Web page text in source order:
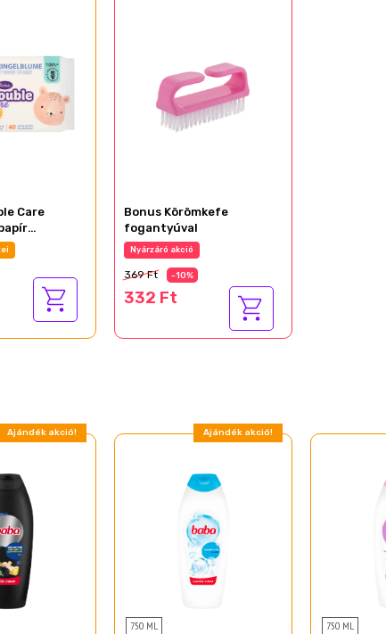
Care
zöld teával
Bonus Körömkefe
fogantyúval
Nyárzáró akció
369 Ft -10%
332 Ft
Ajándék akció! Ajándék akció!
750 ML 750 ML